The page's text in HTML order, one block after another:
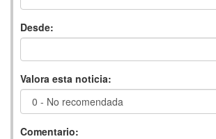
Desde:
Valora esta noticia:
Comentario: